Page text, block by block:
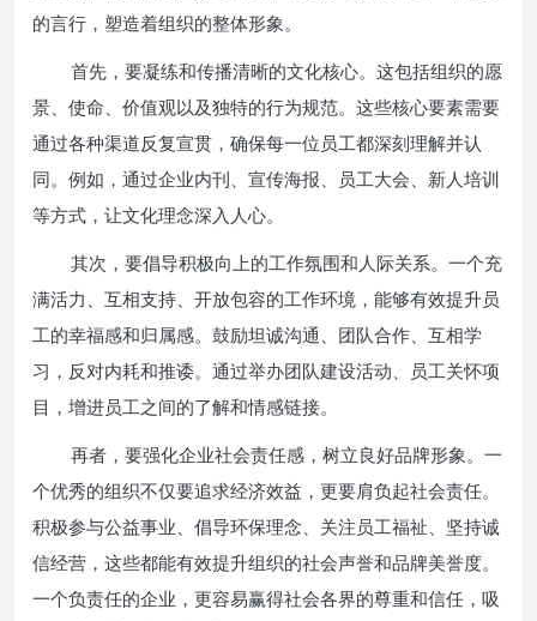
的言行，塑造着组织的整体形象。
首先，要凝练和传播清晰的文化核心。这包括组织的愿
景、使命、价值观以及独特的行为规范。这些核心要素需要
通过各种渠道反复宣贯，确保每一位员工都深刻理解并认
同。例如，通过企业内刊、宣传海报、员工大会、新人培训
等方式，让文化理念深入人心。
其次，要倡导积极向上的工作氛围和人际关系。一个充
满活力、互相支持、开放包容的工作环境，能够有效提升员
工的幸福感和归属感。鼓励坦诚沟通、团队合作、互相学
习，反对内耗和推诿。通过举办团队建设活动、员工关怀项
目，增进员工之间的了解和情感链接。
再者，要强化企业社会责任感，树立良好品牌形象。一
个优秀的组织不仅要追求经济效益，更要肩负起社会责任。
积极参与公益事业、倡导环保理念、关注员工福祉、坚持诚
信经营，这些都能有效提升组织的社会声誉和品牌美誉度。
一个负责任的企业，更容易赢得社会各界的尊重和信任，吸